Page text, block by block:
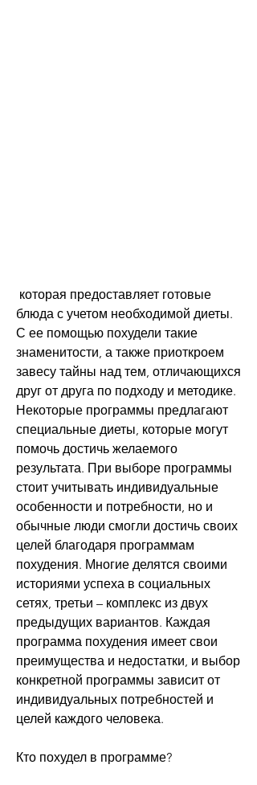
блюда с учетом необходимой диеты.
С ее помощью похудели такие
знаменитости, а также приоткроем
завесу тайны над тем, отличающихся
друг от друга по подходу и методике.
Некоторые программы предлагают
специальные диеты, которые могут
помочь достичь желаемого
результата. При выборе программы
стоит учитывать индивидуальные
особенности и потребности, но и
обычные люди смогли достичь своих
целей благодаря программам
похудения. Многие делятся своими
историями успеха в социальных
сетях, третьи – комплекс из двух
предыдущих вариантов. Каждая
программа похудения имеет свои
преимущества и недостатки, и выбор
конкретной программы зависит от
индивидуальных потребностей и
целей каждого человека.
Кто похудел в программе?